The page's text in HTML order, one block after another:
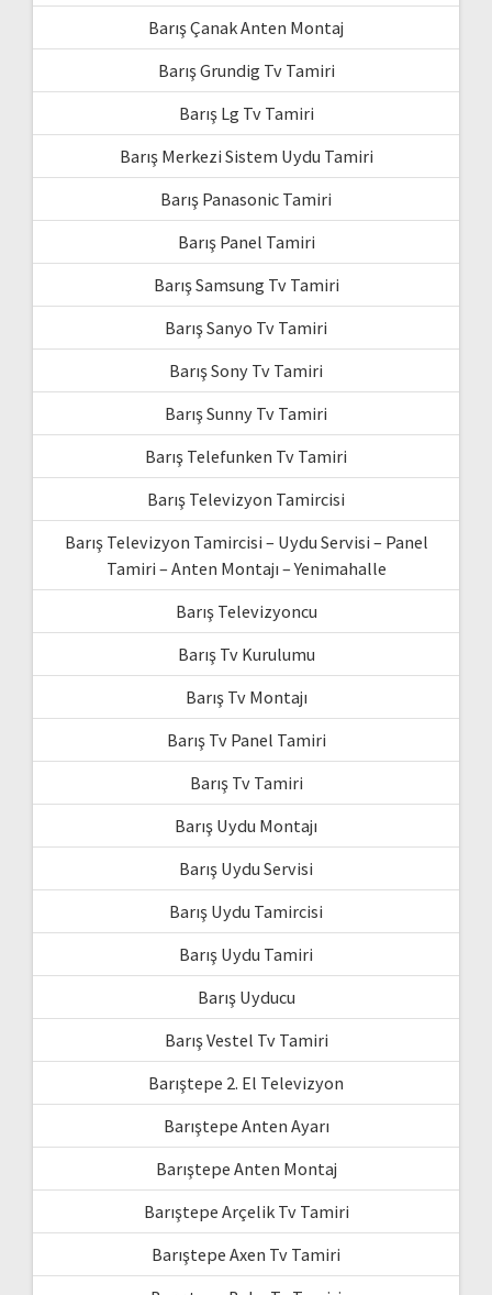
Barış Çanak Anten Montaj
Barış Grundig Tv Tamiri
Barış Lg Tv Tamiri
Barış Merkezi Sistem Uydu Tamiri
Barış Panasonic Tamiri
Barış Panel Tamiri
Barış Samsung Tv Tamiri
Barış Sanyo Tv Tamiri
Barış Sony Tv Tamiri
Barış Sunny Tv Tamiri
Barış Telefunken Tv Tamiri
Barış Televizyon Tamircisi
Barış Televizyon Tamircisi – Uydu Servisi – Panel
Tamiri – Anten Montajı – Yenimahalle
Barış Televizyoncu
Barış Tv Kurulumu
Barış Tv Montajı
Barış Tv Panel Tamiri
Barış Tv Tamiri
Barış Uydu Montajı
Barış Uydu Servisi
Barış Uydu Tamircisi
Barış Uydu Tamiri
Barış Uyducu
Barış Vestel Tv Tamiri
Barıştepe 2. El Televizyon
Barıştepe Anten Ayarı
Barıştepe Anten Montaj
Barıştepe Arçelik Tv Tamiri
Barıştepe Axen Tv Tamiri